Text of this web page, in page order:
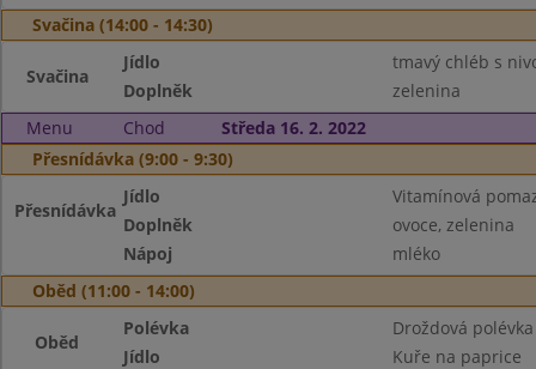
Svačina (14:00 - 14:30)
Svačina
Jídlo
tmavý chléb s
Doplněk
zelenina
Menu
Chod
Středa 16. 2. 2022
Přesnídávka (9:00 - 9:30)
Přesnídávka
Jídlo
Vitamínová
Doplněk
ovoce, zelenina
Nápoj
mléko
Oběd (11:00 - 14:00)
Oběd
Polévka
Droždová
Jídlo
Kuře na paprice